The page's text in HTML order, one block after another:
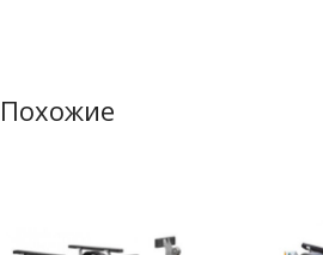
Похожие